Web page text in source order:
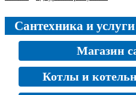
Сантехника и
Магазин
Котлы и